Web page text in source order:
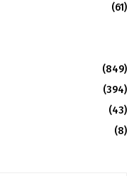
(61)
(849)
(394)
(43)
(8)